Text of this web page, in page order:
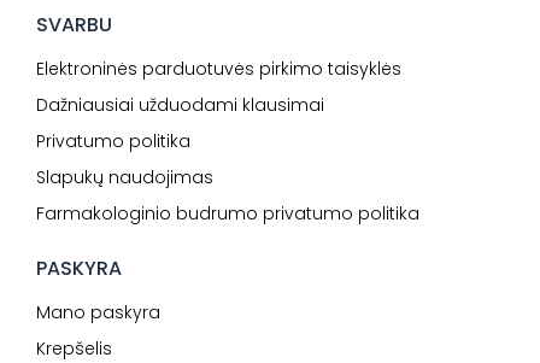
SVARBU
Elektroninės parduotuvės pirkimo taisyklės
Dažniausiai užduodami klausimai
Privatumo politika
Slapukų naudojimas
Farmakologinio budrumo privatumo politika
PASKYRA
Mano paskyra
Krepšelis